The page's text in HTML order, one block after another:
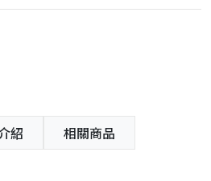
紹 相關商品